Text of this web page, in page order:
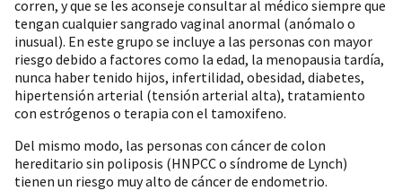
corren, y que se les aconseje consultar al médico siempre que
tengan cualquier sangrado vaginal anormal (anómalo o
inusual). En este grupo se incluye a las personas con mayor
riesgo debido a factores como la edad, la menopausia tardía,
nunca haber tenido hijos, infertilidad, obesidad, diabetes,
hipertensión arterial (tensión arterial alta), tratamiento
con estrógenos o terapia con el tamoxifeno.
Del mismo modo, las personas con cáncer de colon
hereditario sin poliposis (HNPCC o síndrome de Lynch)
tienen un riesgo muy alto de cáncer de endometrio.